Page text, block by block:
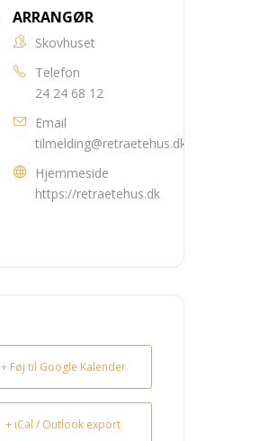
ARRANGØR
Skovhuset
Telefon
24 24 68 12
Email
tilmelding@retraetehus.dk
Hjemmeside
https://retraetehus.dk
+ Føj til Google Kalender
+ iCal / Outlook export